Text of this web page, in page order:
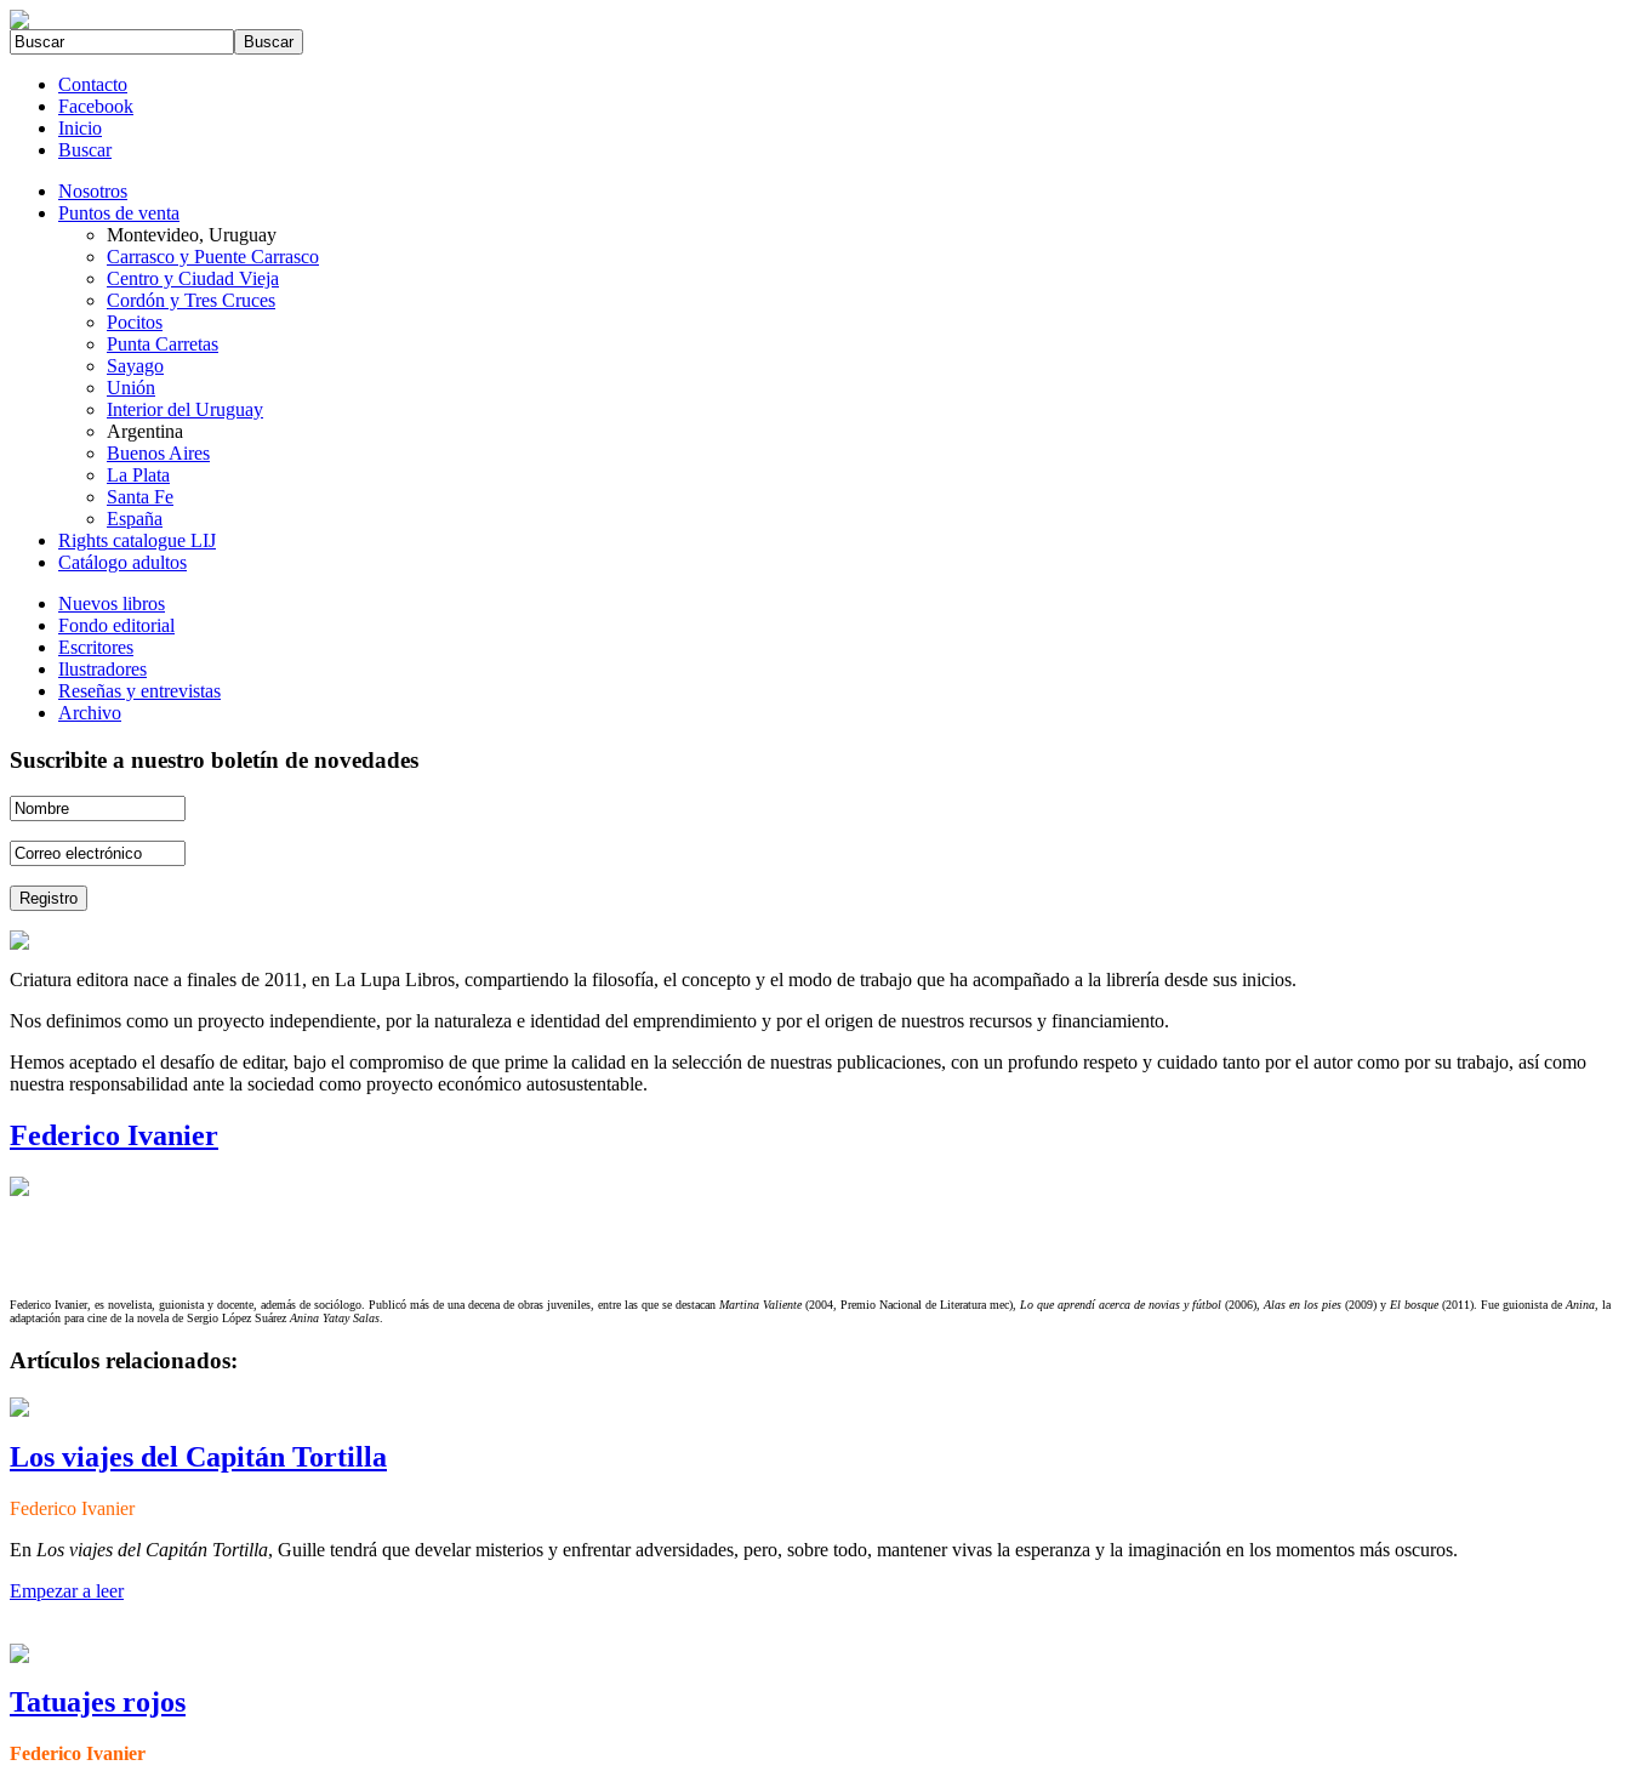
Contacto
Facebook
Inicio
Buscar
Nosotros
Puntos de venta
Montevideo, Uruguay
Carrasco y Puente Carrasco
Centro y Ciudad Vieja
Cordón y Tres Cruces
Pocitos
Punta Carretas
Sayago
Unión
Interior del Uruguay
Argentina
Buenos Aires
La Plata
Santa Fe
España
Rights catalogue LIJ
Catálogo adultos
Nuevos libros
Fondo editorial
Escritores
Ilustradores
Reseñas y entrevistas
Archivo
Suscribite a nuestro boletín de novedades
Criatura editora nace a finales de 2011, en La Lupa Libros, compartiendo la filosofía, el concepto y el modo de trabajo que ha acompañado a la librería desde sus inicios.
Nos definimos como un proyecto independiente, por la naturaleza e identidad del emprendimiento y por el origen de nuestros recursos y financiamiento.
Hemos aceptado el desafío de editar, bajo el compromiso de que prime la calidad en la selección de nuestras publicaciones, con un profundo respeto y cuidado tanto por el autor como por su trabajo, así como
nuestra responsabilidad ante la sociedad como proyecto económico autosustentable.
Federico Ivanier
Federico Ivanier, es novelista, guionista y docente, además de sociólogo. Publicó más de una decena de obras juveniles, entre las que se destacan Martina Valiente(2004, Premio Nacional de Literaturamec), Lo que aprendí acerca de novias y fútbol (2006),Alas en los pies (2009) y El bosque(2011). Fue guionista deAnina, la
adaptación para cine de la novela de Sergio López SuárezAnina Yatay Salas.
Artículos relacionados:
Los viajes del Capitán Tortilla
Federico Ivanier
En Los viajes del Capitán Tortilla, Guille tendrá que develar misterios y enfrentar adversidades, pero, sobre todo, mantener vivas la esperanza y la imaginación en los momentos más oscuros.
Empezar a leer
Tatuajes rojos
Federico Ivanier